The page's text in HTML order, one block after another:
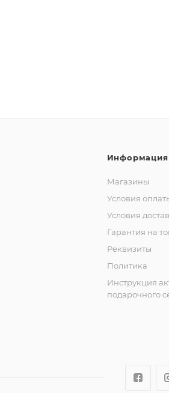
Информация
Магазины
Условия
Условия
Гарантия на
Реквизиты
Политика
Инструкция
подарочного